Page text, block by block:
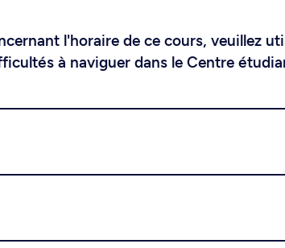
l'horaire de ce cours, veuillez
à naviguer dans le Centre